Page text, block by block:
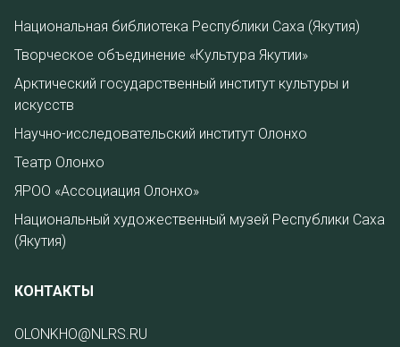
Национальная библиотека Республики Саха (Якутия)
Творческое объединение «Культура Якутии»
Арктический государственный институт культуры и
искусств
Научно-исследовательский институт Олонхо
Театр Олонхо
ЯРОО «Ассоциация Олонхо»
Национальный художественный музей Республики Саха
(Якутия)
КОНТАКТЫ
OLONKHO@NLRS.RU